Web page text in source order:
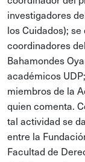
investigadores
los Cuidados);
coordinadores
Bahamondes
académicos
miembros de la
quien comenta.
tal actividad se
entre la
Facultad de